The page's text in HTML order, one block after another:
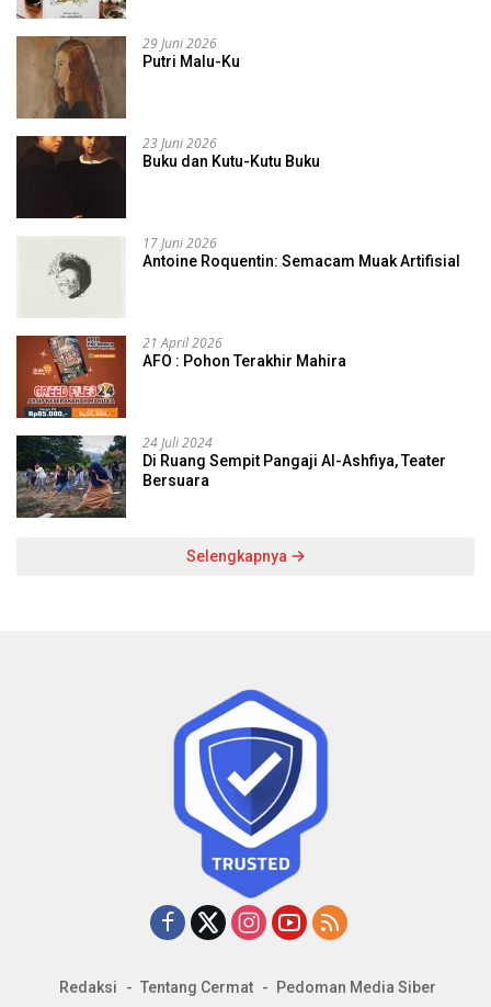
29 Juni 2026
Putri Malu-Ku
23 Juni 2026
Buku dan Kutu-Kutu Buku
17 Juni 2026
Antoine Roquentin: Semacam Muak Artifisial
21 April 2026
AFO : Pohon Terakhir Mahira
24 Juli 2024
Di Ruang Sempit Pangaji Al-Ashfiya, Teater
Bersuara
Selengkapnya
Redaksi Tentang Cermat Pedoman Media Siber